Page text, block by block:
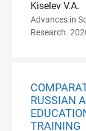
Kiselev V.A.
Advances in
Research.
RUSSIAN
TRAINING